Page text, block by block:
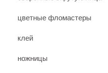
цветные фломастеры
клей
ножницы